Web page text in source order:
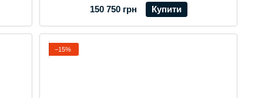
150 750 грн
Купити
−15%